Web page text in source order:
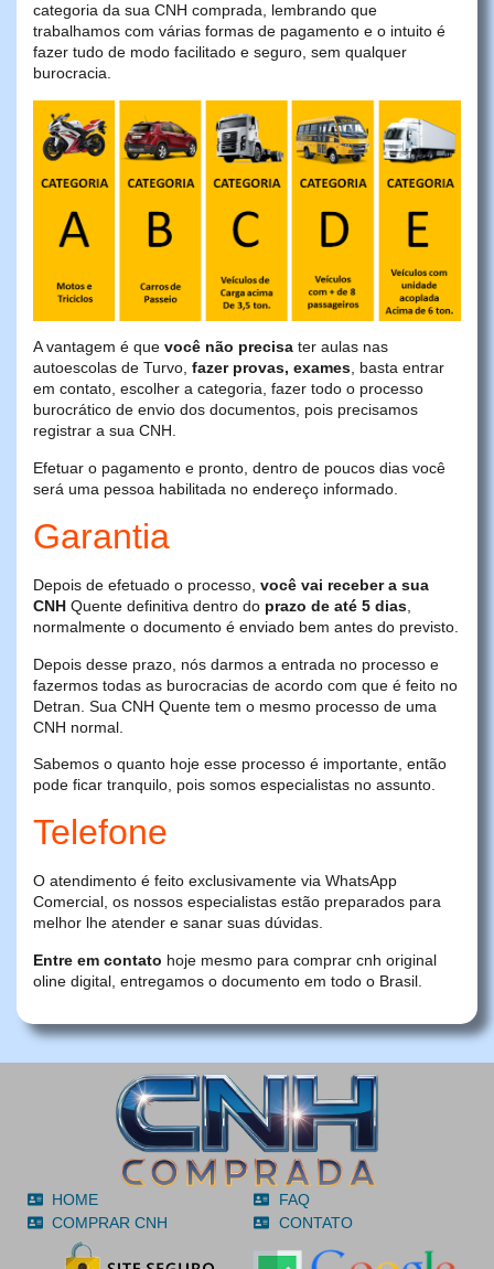
categoria da sua CNH comprada, lembrando que
trabalhamos com várias formas de pagamento e o intuito é
fazer tudo de modo facilitado e seguro, sem qualquer
burocracia.
A vantagem é que você não precisa ter aulas nas
autoescolas de Turvo, fazer provas, exames, basta entrar
em contato, escolher a categoria, fazer todo o processo
burocrático de envio dos documentos, pois precisamos
registrar a sua CNH.
Efetuar o pagamento e pronto, dentro de poucos dias você
será uma pessoa habilitada no endereço informado.
Garantia
Depois de efetuado o processo, você vai receber a sua
CNH Quente definitiva dentro do prazo de até 5 dias,
normalmente o documento é enviado bem antes do previsto.
Depois desse prazo, nós darmos a entrada no processo e
fazermos todas as burocracias de acordo com que é feito no
Detran. Sua CNH Quente tem o mesmo processo de uma
CNH normal.
Sabemos o quanto hoje esse processo é importante, então
pode ficar tranquilo, pois somos especialistas no assunto.
Telefone
O atendimento é feito exclusivamente via WhatsApp
Comercial, os nossos especialistas estão preparados para
melhor lhe atender e sanar suas dúvidas.
Entre em contato hoje mesmo para comprar cnh original
oline digital, entregamos o documento em todo o Brasil.
HOME
COMPRAR CNH
FAQ
CONTATO